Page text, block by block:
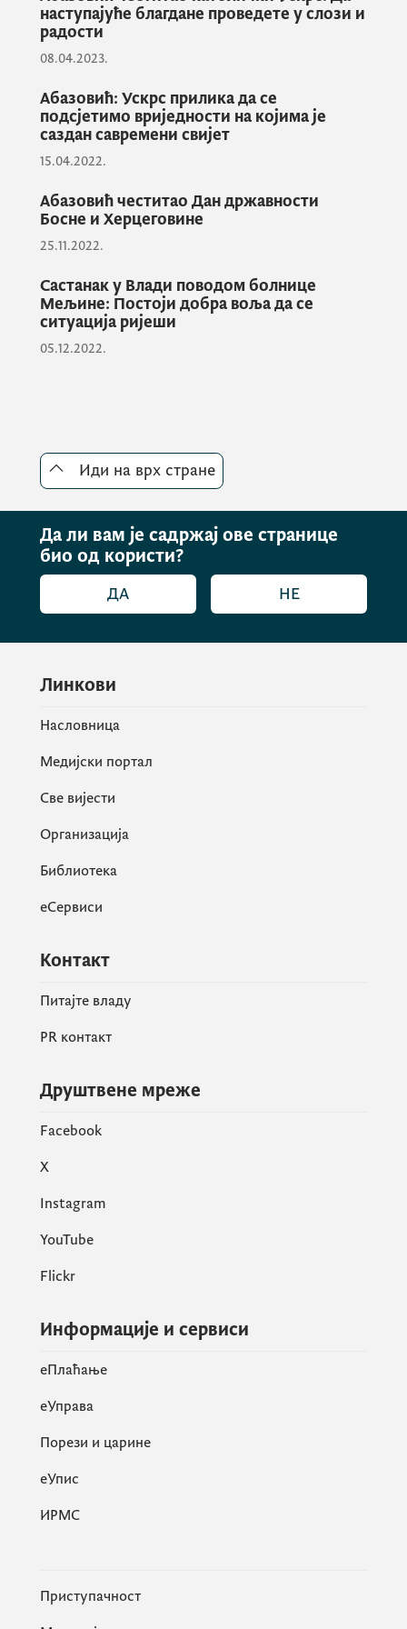
„Ускрс је празник за оживљавање
симболике побједе добра над злом, али и
вриједности вриједи борити и да сви
сноснимо одговорност за бољитак друштва
у цјелини, без обзира на вјеру или нацију.
донијети мир и склад Црној Гори и
допринијети њеној свјетлијој будућности”,
закључио је Абазовић.
наступајуће благдане проведете у слози и
радости
08.04.2023.
Абазовић: Ускрс прилика да се
подсјетимо вриједности на којима је
саздан савремени свијет
15.04.2022.
Абазовић честитао Дан државности
Босне и Херцеговине
25.11.2022.
Састанак у Влади поводом болнице
Мељине: Постоји добра воља да се
ситуација ријеши
05.12.2022.
Иди на врх стране
Да ли вам је садржај ове странице
био од користи?
ДА НЕ
Линкови
Насловница
Медијски портал
Све вијести
Организација
Библиотека
еСервиси
Контакт
Питајте владу
PR контакт
Друштвене мреже
Facebook
X
Instagram
YouTube
Flickr
Информације и сервиси
eПлаћање
еУправа
Порези и царине
eУпис
ИРМС
Приступачност